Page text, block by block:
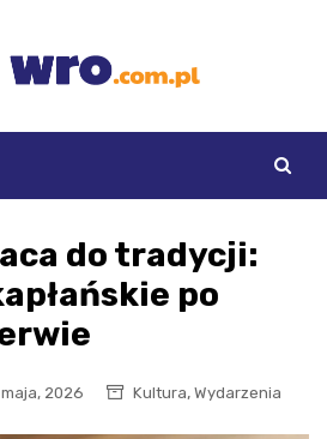
do tradycji:
po
2026 Kultura, Wydarzenia